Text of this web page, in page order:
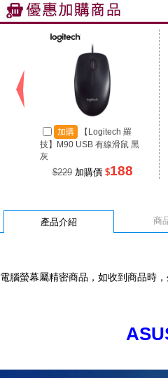
加購
【Logitech 羅
技】M90 USB 有線滑鼠 黑
灰
$229加購價 $188
產品介紹 商
電腦螢幕屬精密商品，如收到商品時